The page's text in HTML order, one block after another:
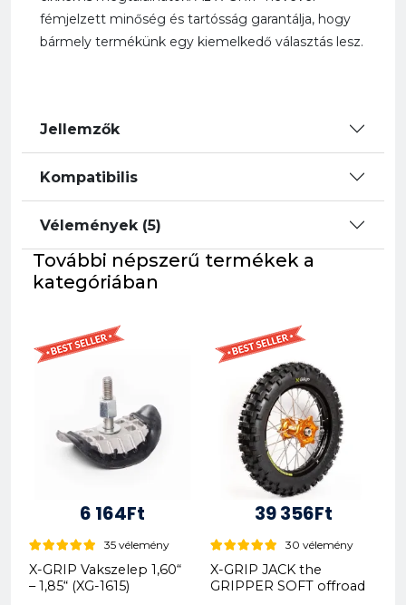
fémjelzett minőség és tartósság garantálja, hogy
bármely termékünk egy kiemelkedő választás lesz.
Jellemzők
Kompatibilis
Vélemények (5)
További népszerű termékek a
kategóriában
6 164Ft
35 vélemény
X-GRIP Vakszelep 1,60“
– 1,85“ (XG-1615)
39 356Ft
30 vélemény
X-GRIP JACK the
GRIPPER SOFT offroad